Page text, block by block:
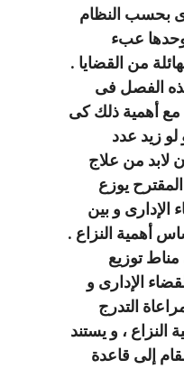
بحسب النظام
وحدها عبء
من القضايا .
الفصل فى
مع أهمية ذلك كى
لو زيد عدد
لابد من علاج
يوزع
الإدارى و بين
أهمية النزاع .
توزيع
الإدارى و
التدرج
النزاع ، و يستند
إلى قاعدة